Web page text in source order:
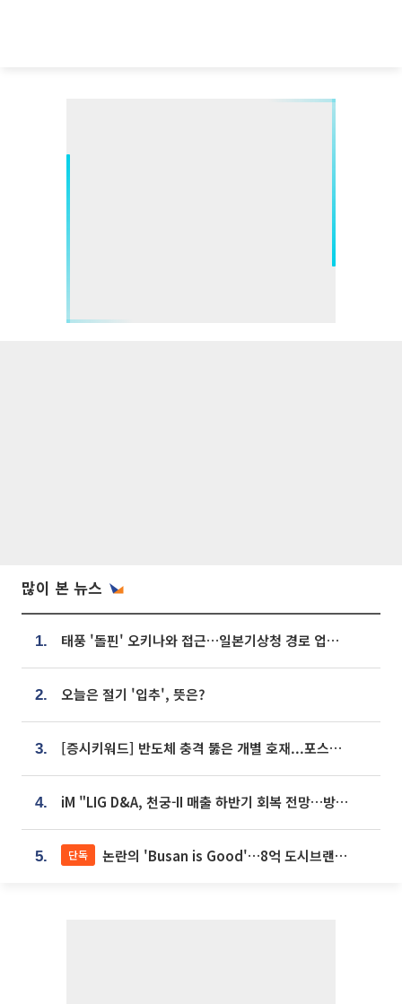
많이 본 뉴스
1. 태풍 '돌핀' 오키나와 접근…일본기상청 경로 업데이트
2. 오늘은 절기 '입추', 뜻은?
3. [증시키워드] 반도체 충격 뚫은 개별 호재...포스코퓨처엠·에코프로·한화솔루션 '눈길'
4. iM "LIG D&A, 천궁-II 매출 하반기 회복 전망…방산 톱픽 유지"
5. 단독 논란의 'Busan is Good'…8억 도시브랜드, 용산 대통령실 CI 업체가 수행